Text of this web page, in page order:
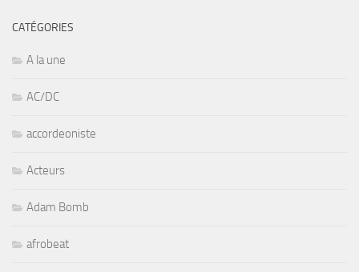
CATÉGORIES
A la une
AC/DC
accordeoniste
Acteurs
Adam Bomb
afrobeat